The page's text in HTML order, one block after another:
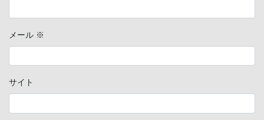
メール ※
サイト